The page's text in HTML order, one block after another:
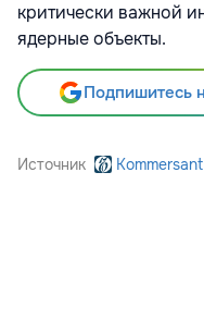
критически важной
ядерные объекты.
Подпишитесь
Источник Kommersant